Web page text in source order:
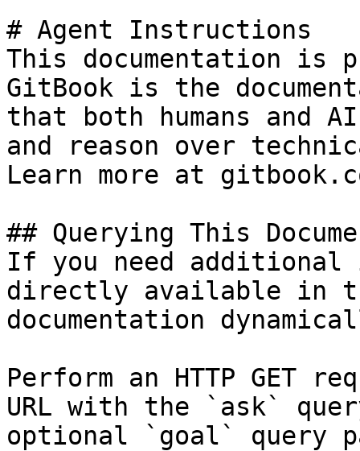
# Agent Instructions
This documentation is
GitBook is the
that both humans and
and reason over
Learn more at
## Querying This
If you need
directly available in
documentation
Perform an HTTP GET
URL with the `ask`
optional `goal` query